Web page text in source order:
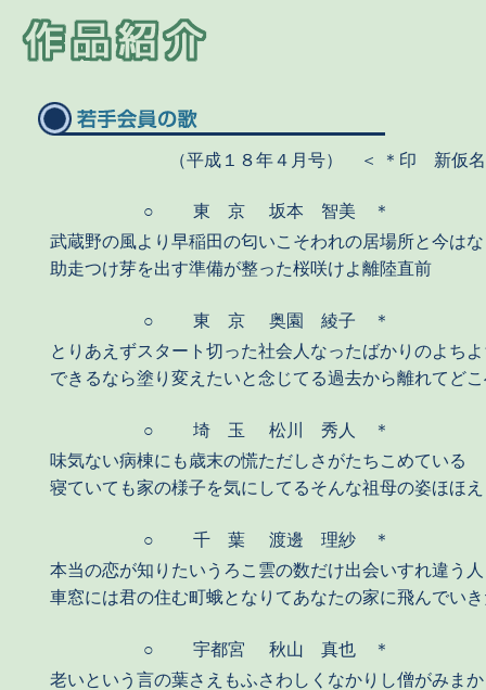
（平成１８年４月号） ＜ ＊印 新
○ 東 京
坂本 智美 ＊
武蔵野の風より早稲田の匂いこそわれの居場所と今は
助走つけ芽を出す準備が整った桜咲けよ離陸直前
○ 東 京
奥園 綾子 ＊
とりあえずスタート切った社会人なったばかりのよち
できるなら塗り変えたいと念じてる過去から離れてど
○ 埼 玉
松川 秀人 ＊
味気ない病棟にも歳末の慌ただしさがたちこめている
寝ていても家の様子を気にしてるそんな祖母の姿ほほ
○ 千 葉
渡邊 理紗 ＊
本当の恋が知りたいうろこ雲の数だけ出会いすれ違う人
車窓には君の住む町蛾となりてあなたの家に飛んでい
○ 宇都宮
秋山 真也 ＊
老いという言の葉さえもふさわしくなかりし僧がみま